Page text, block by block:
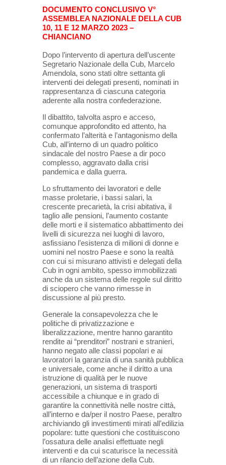
DOCUMENTO CONCLUSIVO V°
ASSEMBLEA NAZIONALE DELLA CUB
10, 11 E 12 MARZO 2023 –
CHIANCIANO
Dopo l’intervento di apertura dell’uscente
Segretario Nazionale della Cub, Marcelo
Amendola, sono stati oltre settanta gli
interventi dei delegati presenti, nominati in
rappresentanza di ciascuna categoria
aderente alla nostra confederazione.
Il dibattito, talvolta aspro e acceso,
comunque approfondito ed attento, ha
confermato l’alterità e l’antagonismo della
Cub, all’interno di un quadro politico
sindacale del nostro Paese a dir poco
complesso, aggravato dalla crisi
pandemica e dalla guerra.
Lo sfruttamento dei lavoratori e delle
masse proletarie, i bassi salari, la
crescente precarietà, la crisi abitativa, il
taglio alle pensioni, l’aumento costante
delle morti e il sistematico abbattimento dei
livelli di sicurezza nei luoghi di lavoro,
asfissiano l’esistenza di milioni di donne e
uomini nel nostro Paese e sono la realtà
con cui si misurano attivisti e delegati della
Cub in ogni ambito, spesso immobilizzati
anche da un sistema delle regole sul diritto
di sciopero che vanno rimesse in
discussione al più presto.
Generale la consapevolezza che le
politiche di privatizzazione e
liberalizzazione, mentre hanno garantito
rendite ai “prenditori” nostrani e stranieri,
hanno negato alle classi popolari e ai
lavoratori la garanzia di una sanità pubblica
e universale, come anche il diritto a una
istruzione di qualità per le nuove
generazioni, un sistema di trasporti
accessibile a chiunque e in grado di
garantire la connettività nelle nostre città,
all’interno e da/per il nostro Paese, peraltro
archiviando gli investimenti mirati all’edilizia
popolare: tutte questioni che costituiscono
l’ossatura delle analisi effettuate negli
interventi e da cui scaturisce la necessità
di un rilancio dell’azione della Cub.